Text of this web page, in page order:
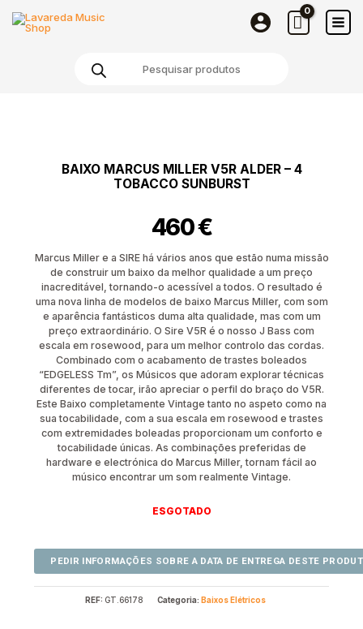
BAIXO MARCUS MILLER V5R ALDER – 4
TOBACCO SUNBURST
460€
Marcus Miller e a SIRE há vários anos que estão numa missão
de construir um baixo da melhor qualidade a um preço
inacreditável, tornando-o acessível a todos. O resultado é
uma nova linha de modelos de baixo Marcus Miller, com som
e aparência fantásticos duma alta qualidade, mas com um
preço extraordinário. O Sire V5R é o nosso J Bass com
escala em rosewood, para um melhor controlo das cordas.
Combinado com o acabamento de trastes boleados
“EDGELESS Tm”, os Músicos que adoram explorar técnicas
diferentes de tocar, irão apreciar o perfil do braço do V5R.
Este Baixo completamente Vintage tanto no aspeto como na
sua tocabilidade, com a sua escala em rosewood e trastes
com extremidades boleadas proporcionam um conforto e
tocabilidade únicas. As combinações preferidas de
hardware e electrónica do Marcus Miller, tornam fácil ao
músico encontrar um som realmente Vintage.
ESGOTADO
REF: GT.66178 Categoria: Baixos Elétricos